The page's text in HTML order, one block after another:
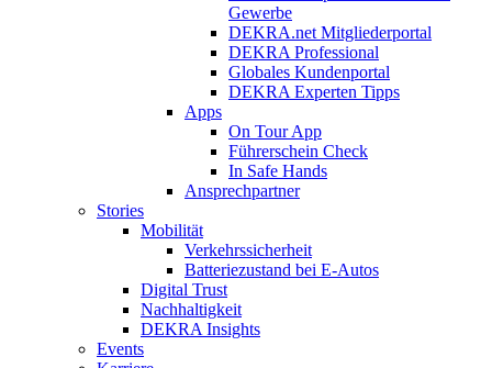
Gewerbe
DEKRA.net Mitgliederportal
DEKRA Professional
Globales Kundenportal
DEKRA Experten Tipps
Apps
On Tour App
Führerschein Check
In Safe Hands
Ansprechpartner
Stories
Mobilität
Verkehrssicherheit
Batteriezustand bei E-Autos
Digital Trust
Nachhaltigkeit
DEKRA Insights
Events